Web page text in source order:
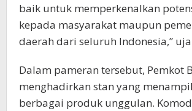
baik untuk memperkenalkan
kepada masyarakat maupun
daerah dari seluruh Indonesia,”
Dalam pameran tersebut, Pemkot
menghadirkan stan yang
berbagai produk unggulan.